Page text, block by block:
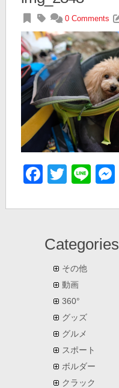
0 Comments
Facebook
Twitter
Line
Categories
その他
動画
360°
グッズ
グルメ
スポート
ボルダー
クラック